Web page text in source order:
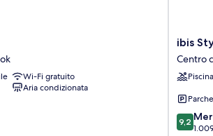
Wi-Fi gratuito
Aria condizionata
ibis
Styles
Silom
città
di
ibis
Centro
Piscina
9.2
su
9,2